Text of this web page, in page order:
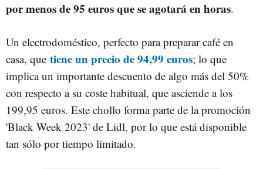
por menos de 95 euros que se agotará en horas.
Un electrodoméstico, perfecto para preparar café en
casa, que tiene un precio de 94,99 euros; lo que
implica un importante descuento de algo más del 50%
con respecto a su coste habitual, que asciende a los
199,95 euros. Este chollo forma parte de la promoción
'Black Week 2023' de Lidl, por lo que está disponible
tan sólo por tiempo limitado.